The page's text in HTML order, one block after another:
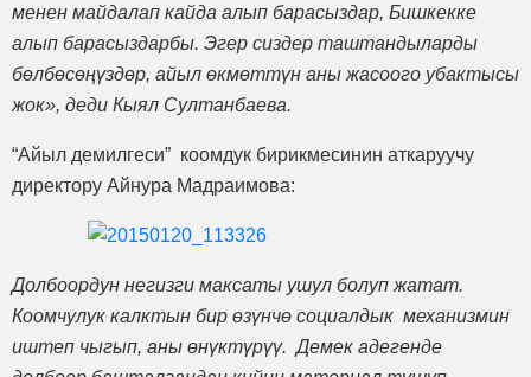
менен майдалап кайда алып барасыздар, Бишкекке
алып барасыздарбы. Эгер сиздер таштандыларды
бөлбөсөңүздөр, айыл өкмөттүн аны жасоого убактысы
жок», деди Кыял Султанбаева.
“Айыл демилгеси” коомдук бирикмесинин аткаруучу
директору Айнура Мадраимова:
Долбоордун негизги максаты ушул болуп жатат.
Коомчулук калктын бир өзүнчө социалдык механизмин
иштеп чыгып, аны өнүктүрүү. Демек адегенде